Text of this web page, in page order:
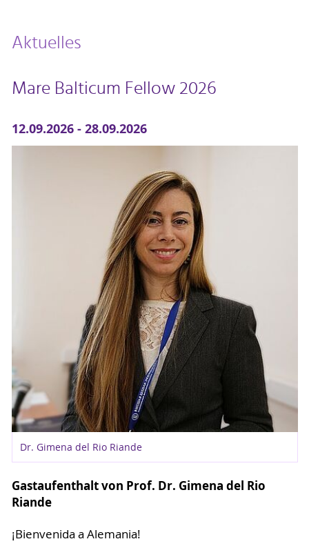
Aktuelles
Mare Balticum Fellow 2026
12.09.2026 - 28.09.2026
Dr. Gimena del Rio Riande
Gastaufenthalt von Prof. Dr. Gimena del Rio
Riande
¡Bienvenida a Alemania!